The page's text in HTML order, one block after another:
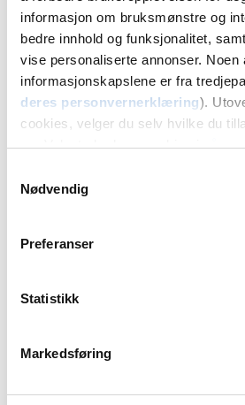
informasjon om bruksmønstre og
bedre innhold og funksjonalitet, samt
vise personaliserte annonser. Noen
informasjonskapslene er fra
deres personvernerklæring).
cookies, velger du selv hvilke du
om Volvats bruk av cookies ivår
Nødvendig
Preferanser
Statistikk
Markedsføring
Oslo Bergen Fredrikstad
Hamar
Våre behandlere:
Trondheim
Plastikkirurg